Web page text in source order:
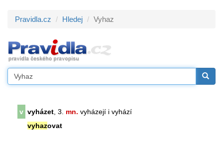
Pravidla.cz Hledej Vyhaz
v vyházet , 3. mn. vyházejí i vyhází
vyhazovat